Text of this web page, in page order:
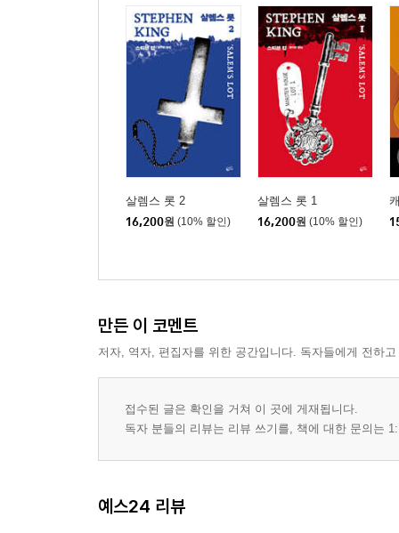
살렘스 롯 2
16,200원 (10% 할인)
살렘스 롯 1
16,200원 (10% 할인)
만든 이 코멘트
저자, 역자, 편집자를 위한 공간입니다. 독자들에게 전하
접수된 글은 확인을 거쳐 이 곳에 게재됩니다.
독자 분들의 리뷰는 리뷰 쓰기를, 책에 대한 문의는
예스24 리뷰